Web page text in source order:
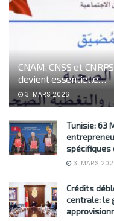
CNAM, CNSS et
devient essentielle…
31 MARS 2026
Tunisie: 63
spécifiques
31 MARS
Crédits
centrale: le